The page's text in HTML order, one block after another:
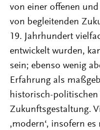
von einer offenen
von begleitenden
19. Jahrhundert
entwickelt wurden,
sein; ebenso wenig
Erfahrung als
historisch-
Zukunftsgestaltung.
,modern‘, insofern